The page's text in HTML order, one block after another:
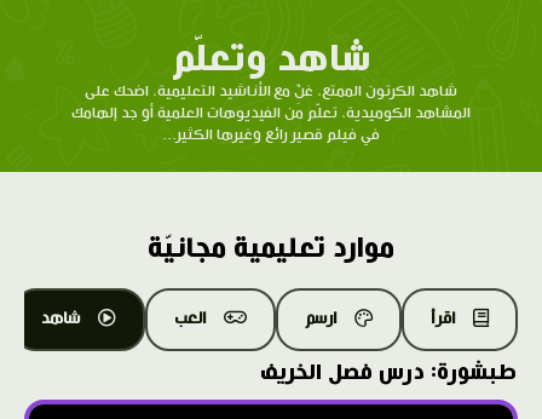
شاهد وتعلّم
شاهد الكرتون الممتع، غنِّ مع الأناشيد التعليمية، اضحك على
المشاهد الكوميدية، تعلّم من الفيديوهات العلمية أو جد إلهامك
في فيلم قصير رائع وغيرها الكثير...
موارد تعليمية مجانيّة
اقرأ ارسم العب شاهد
طبشورة: درس فصل الخريف